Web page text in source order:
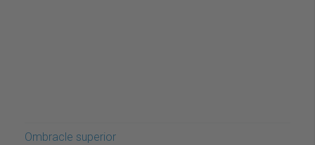
Ombracle superior